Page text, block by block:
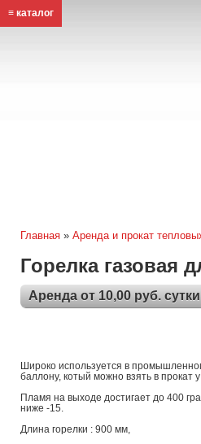
≡ каталог
Главная » Аренда и прокат
Горелка газовая
Аренда от 10,00 руб. сутки
Широко используется в
баллону, котый можно взять в прокат
Пламя на выходе достигает до 400
ниже -15.
Длина горелки : 900 мм,